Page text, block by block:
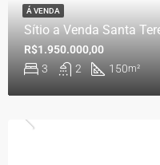
Sítio a Venda Santa
3 2 150m²
R$1.950.000,00
Á VENDA